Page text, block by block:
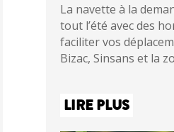
La navette à la
tout l’été avec des
faciliter vos
Bizac, Sinsans et la
LIRE PLUS